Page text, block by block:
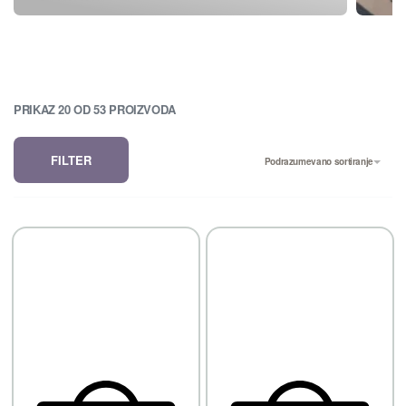
PRIKAZ20OD53PROIZVODA
Podrazumevano sortiranje
FILTER